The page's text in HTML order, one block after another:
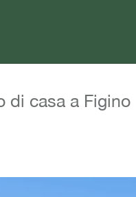
di casa a Figino